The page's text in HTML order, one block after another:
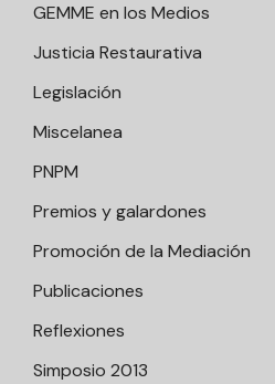
GEMME en los Medios
Justicia Restaurativa
Legislación
Miscelanea
PNPM
Premios y galardones
Promoción de la Mediación
Publicaciones
Reflexiones
Simposio 2013